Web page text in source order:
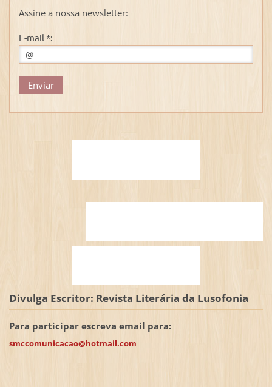
Assine a nossa newsletter:
E-mail *:
Divulga Escritor: Revista Literária da Lusofonia
Para participar escreva email para:
smccomunicacao@hotmail.com